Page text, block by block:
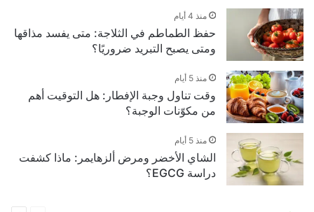
منذ 4 أيام
حفظ الطماطم في الثلاجة: متى يفسد مذاقها
ومتى يصبح التبريد ضروريًا؟
منذ 5 أيام
وقت تناول وجبة الإفطار: هل التوقيت أهم
من مكوّنات الوجبة؟
منذ 5 أيام
الشاي الأخضر ومرض ألزهايمر: ماذا كشفت
دراسة EGCG؟